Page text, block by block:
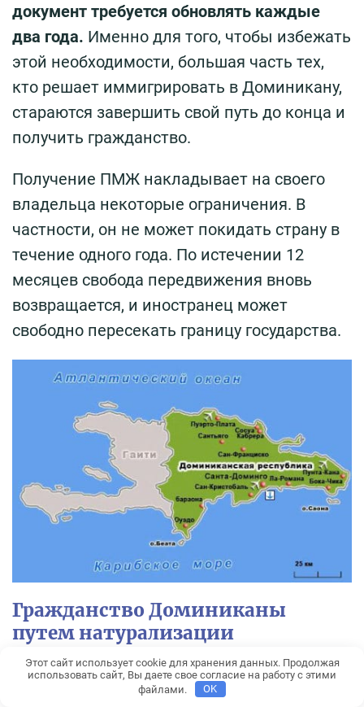
документ требуется обновлять каждые
два года. Именно для того, чтобы избежать
этой необходимости, большая часть тех,
кто решает иммигрировать в Доминикану,
стараются завершить свой путь до конца и
получить гражданство.
Получение ПМЖ накладывает на своего
владельца некоторые ограничения. В
частности, он не может покидать страну в
течение одного года. По истечении 12
месяцев свобода передвижения вновь
возвращается, и иностранец может
свободно пересекать границу государства.
Гражданство Доминиканы
путем натурализации
Чтобы получить гражданство Доминиканы,
требуется намного меньше документов,
Этот сайт использует cookie для хранения данных. Продолжая
использовать сайт, Вы даете свое согласие на работу с этими
файлами.
OK